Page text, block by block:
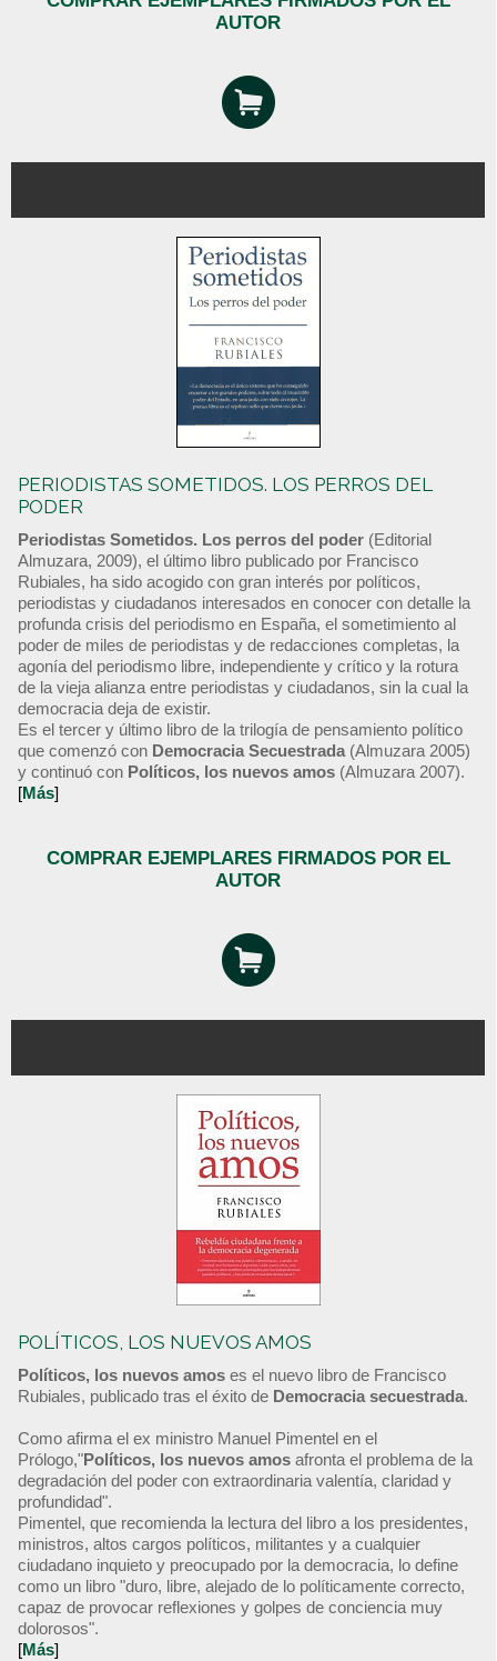
AUTOR
PERIODISTAS SOMETIDOS. LOS PERROS DEL
PODER
Periodistas Sometidos. Los perros del poder (Editorial
Almuzara, 2009), el último libro publicado por Francisco
Rubiales, ha sido acogido con gran interés por políticos,
periodistas y ciudadanos interesados en conocer con detalle la
profunda crisis del periodismo en España, el sometimiento al
poder de miles de periodistas y de redacciones completas, la
agonía del periodismo libre, independiente y crítico y la rotura
de la vieja alianza entre periodistas y ciudadanos, sin la cual la
democracia deja de existir.
Es el tercer y último libro de la trilogía de pensamiento político
que comenzó con Democracia Secuestrada (Almuzara 2005)
y continuó con Políticos, los nuevos amos (Almuzara 2007).
[Más]
COMPRAR EJEMPLARES FIRMADOS POR EL
AUTOR
POLÍTICOS, LOS NUEVOS AMOS
Políticos, los nuevos amos es el nuevo libro de Francisco
Rubiales, publicado tras el éxito de Democracia secuestrada.
Como afirma el ex ministro Manuel Pimentel en el
Prólogo,"Políticos, los nuevos amos afronta el problema de la
degradación del poder con extraordinaria valentía, claridad y
profundidad".
Pimentel, que recomienda la lectura del libro a los presidentes,
ministros, altos cargos políticos, militantes y a cualquier
ciudadano inquieto y preocupado por la democracia, lo define
como un libro "duro, libre, alejado de lo políticamente correcto,
capaz de provocar reflexiones y golpes de conciencia muy
dolorosos".
[Más]